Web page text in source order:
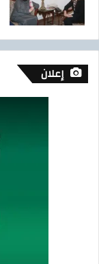
إعلان